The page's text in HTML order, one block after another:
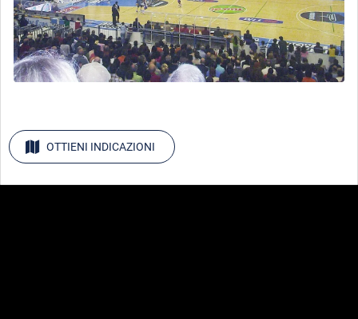
OTTIENI INDICAZIONI